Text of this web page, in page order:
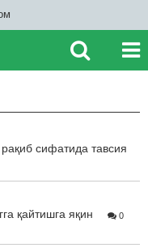
сифатида тавсия
қайтишга яқин
0